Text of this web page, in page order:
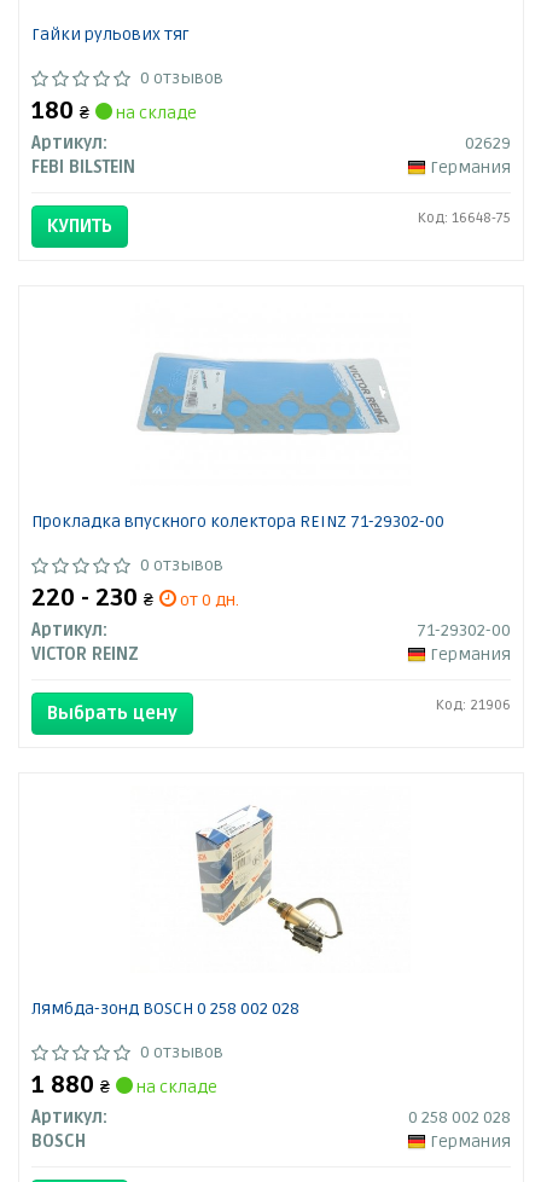
Гайки рульових тяг
0 отзывов
180 ₴
на складе
Артикул:
02629
FEBI BILSTEIN
Германия
КУПИТЬ Код: 16648-75
Прокладка впускного колектора REINZ 71-29302-00
0 отзывов
220 - 230 ₴
от 0 дн.
Артикул:
71-29302-00
VICTOR REINZ
Германия
Выбрать цену Код: 21906
Лямбда-зонд BOSCH 0 258 002 028
0 отзывов
1 880 ₴
на складе
Артикул:
0 258 002 028
BOSCH
Германия